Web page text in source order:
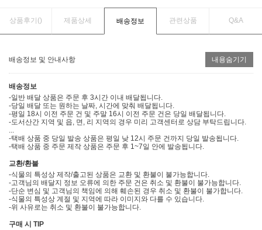
상품후기() 제품상세 배송정보 관련상품 Q&A
배송정보 및 안내사항 내용숨기기
배송정보
-일반 배달 상품은 주문 후 3시간 이내 배달됩니다.
-당일 배달 또는 원하는 날짜, 시간에 맞춰 배달됩니다.
-평일 18시 이전 주문 건 및 주말 16시 이전 주문 건은 당일 배달됩니다.
-도서산간 지역 및 읍, 면, 리 지역의 경우 미리 고객센터로 상담 부탁드립니다.
...
-택배 상품 중 당일 발송 상품은 평일 낮 12시 주문 건까지 당일 발송됩니다.
-택배 상품 중 주문 제작 상품은 주문 후 1~7일 안에 발송됩니다.
교환/환불
-식물의 특성상 제작/출고된 상품은 교환 및 환불이 불가능합니다.
-고객님의 배달지 정보 오류에 의한 주문 건은 취소 및 환불이 불가능합니다.
-단순 변심 및 고객님의 책임에 의해 훼손된 경우 취소 및 환불이 불가합니다.
-식물의 특성상 계절 및 지역에 따라 이미지와 다를 수 있습니다.
-위 사유로는 취소 및 환불이 불가능합니다.
구매 시 TIP